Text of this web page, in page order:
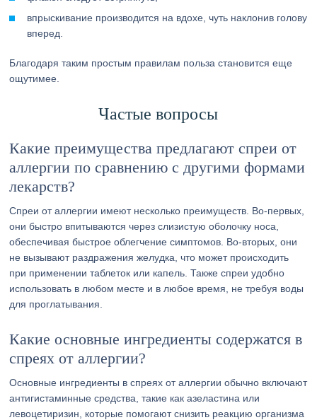
впрыскивание производится на вдохе, чуть наклонив голову
вперед.
Благодаря таким простым правилам польза становится еще
ощутимее.
Частые вопросы
Какие преимущества предлагают спреи от
аллергии по сравнению с другими формами
лекарств?
Спреи от аллергии имеют несколько преимуществ. Во-первых,
они быстро впитываются через слизистую оболочку носа,
обеспечивая быстрое облегчение симптомов. Во-вторых, они
не вызывают раздражения желудка, что может происходить
при применении таблеток или капель. Также спреи удобно
использовать в любом месте и в любое время, не требуя воды
для проглатывания.
Какие основные ингредиенты содержатся в
спреях от аллергии?
Основные ингредиенты в спреях от аллергии обычно включают
антигистаминные средства, такие как азеластина или
левоцетиризин, которые помогают снизить реакцию организма